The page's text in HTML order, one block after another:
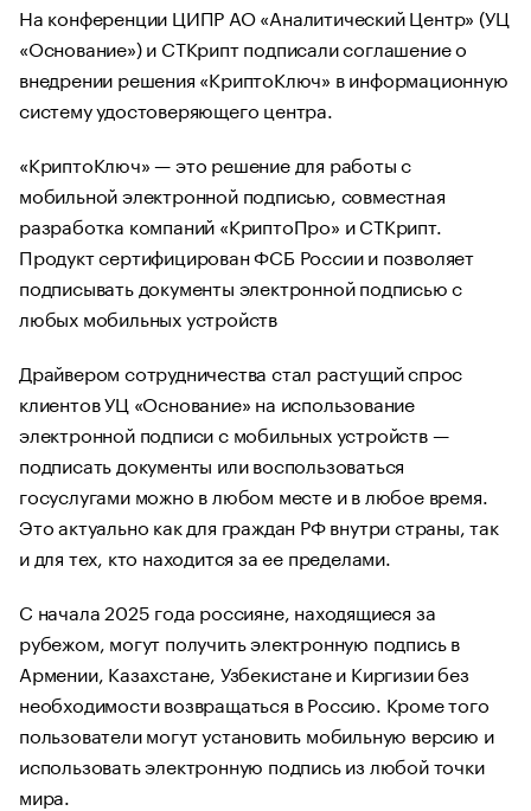
На конференции ЦИПР АО «Аналитический Центр» (УЦ
«Основание») и СТКрипт подписали соглашение о
внедрении решения «КриптоКлюч» в информационную
систему удостоверяющего центра.
«КриптоКлюч» — это решение для работы с
мобильной электронной подписью, совместная
разработка компаний «КриптоПро» и СТКрипт.
Продукт сертифицирован ФСБ России и позволяет
подписывать документы электронной подписью с
любых мобильных устройств
Драйвером сотрудничества стал растущий спрос
клиентов УЦ «Основание» на использование
электронной подписи с мобильных устройств —
подписать документы или воспользоваться
госуслугами можно в любом месте и в любое время.
Это актуально как для граждан РФ внутри страны, так
и для тех, кто находится за ее пределами.
С начала 2025 года россияне, находящиеся за
рубежом, могут получить электронную подпись в
Армении, Казахстане, Узбекистане и Киргизии без
необходимости возвращаться в Россию. Кроме того
пользователи могут установить мобильную версию и
использовать электронную подпись из любой точки
мира.